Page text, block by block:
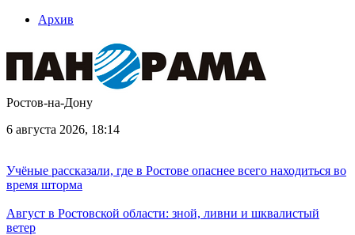
Архив
Ростов-на-Дону
6 августа 2026, 18:14
Учёные рассказали, где в Ростове опаснее всего находиться во
время шторма
Август в Ростовской области: зной, ливни и шквалистый
ветер